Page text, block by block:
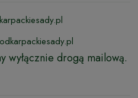
wyłącznie drogą mailową.